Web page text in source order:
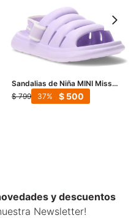
Sandalias de Niña MINI Miss
Carol Piccadilly - Lila
$ 799 $ 500
37
y descuentos
Newsletter!